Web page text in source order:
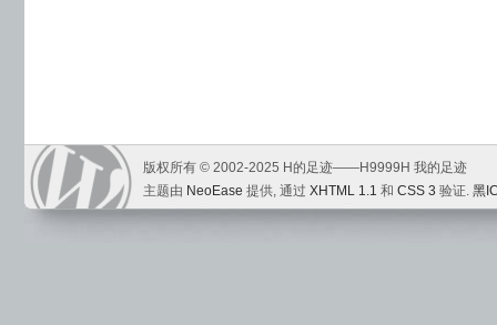
版权所有 © 2002-2025 H的足迹——H9999H 我的足迹
主题由 NeoEase 提供, 通过 XHTML 1.1 和 CSS 3 验证. 黑